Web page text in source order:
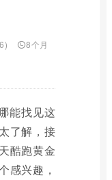
8个月
能找见这
了解，接
酷跑黄金
感兴趣，